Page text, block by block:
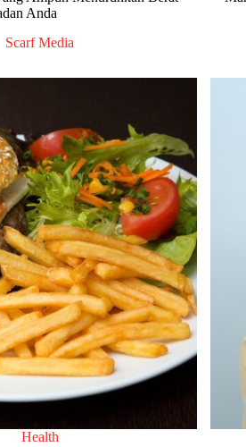
Anda
Scarf Media
Health